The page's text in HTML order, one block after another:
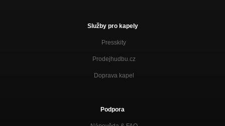
Služby pro kapely
Presskity
Prodejhudbu.cz
Doprava kapel
Podpora